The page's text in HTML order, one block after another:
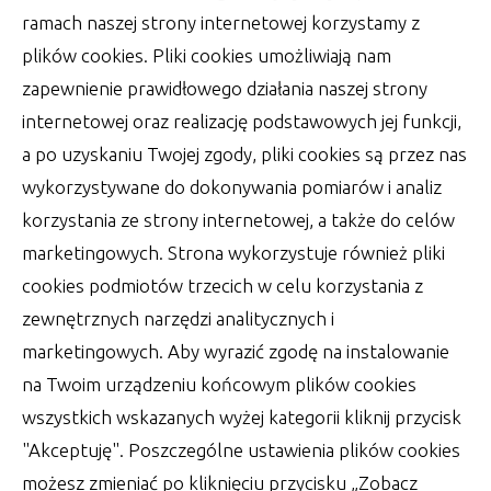
ramach naszej strony internetowej korzystamy z
plików cookies. Pliki cookies umożliwiają nam
zapewnienie prawidłowego działania naszej strony
internetowej oraz realizację podstawowych jej funkcji,
a po uzyskaniu Twojej zgody, pliki cookies są przez nas
wykorzystywane do dokonywania pomiarów i analiz
korzystania ze strony internetowej, a także do celów
marketingowych. Strona wykorzystuje również pliki
cookies podmiotów trzecich w celu korzystania z
zewnętrznych narzędzi analitycznych i
marketingowych. Aby wyrazić zgodę na instalowanie
na Twoim urządzeniu końcowym plików cookies
wszystkich wskazanych wyżej kategorii kliknij przycisk
"Akceptuję". Poszczególne ustawienia plików cookies
możesz zmieniać po kliknięciu przycisku „Zobacz
Dzisiaj technologia poszła o wiele na wyższy
poziom. Nie wolno mówić już o dawnych,
autor:Lucjan 25 lipca 2022